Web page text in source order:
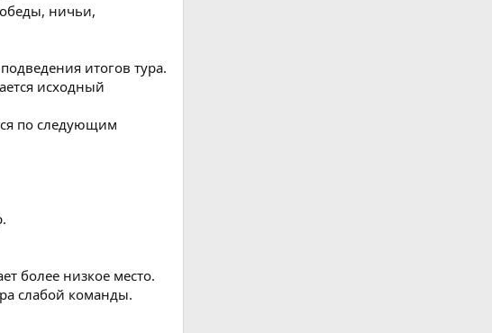
ничьи,
итогов тура.
исходный
по следующим
более низкое место.
слабой команды.